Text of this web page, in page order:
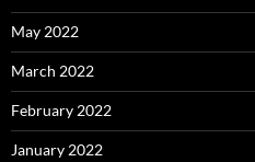
May 2022
March 2022
February 2022
January 2022